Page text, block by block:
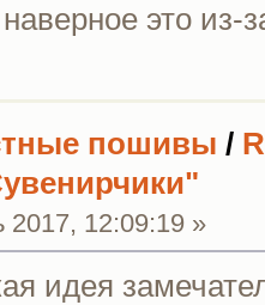
наверное это
пошивы /
2017, 12:09:19 »
идея